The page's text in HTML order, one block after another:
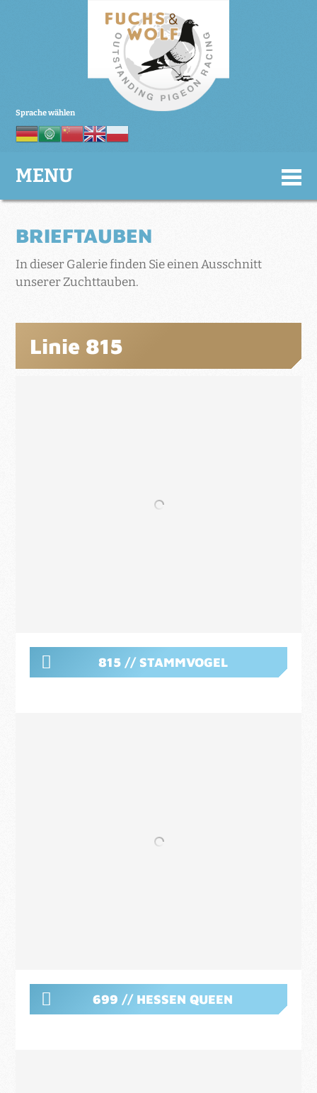
Sprache wählen
MENU
BRIEFTAUBEN
In dieser Galerie finden Sie einen Ausschnitt
unserer Zuchttauben.
Linie 815
815 // STAMMVOGEL
699 // HESSEN QUEEN